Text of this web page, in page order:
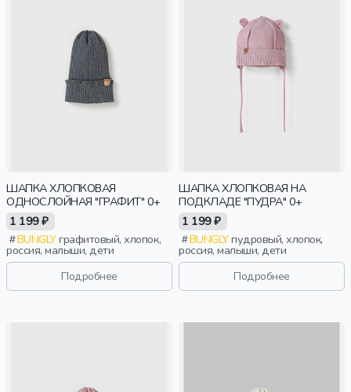
ШАПКА ХЛОПКОВАЯ
ОДНОСЛОЙНАЯ "ГРАФИТ" 0+
1 199 ₽
BUNGLYграфитовый, хлопок,
россия, малыши, дети
Подробнее
ШАПКА ХЛОПКОВАЯ НА
ПОДКЛАДЕ "ПУДРА" 0+
1 199 ₽
BUNGLYпудровый, хлопок,
россия, малыши, дети
Подробнее